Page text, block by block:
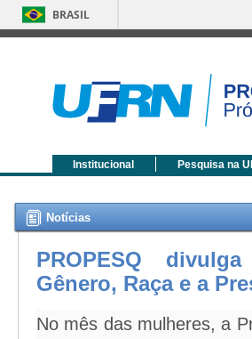
BRASIL
Institucional Pesquisa na
Notícias
PROPESQ
Gênero, Raça e a
No mês das mulheres, a